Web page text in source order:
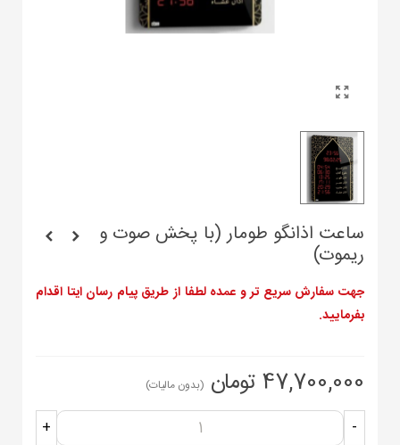
ساعت اذانگو طومار (با پخش صوت و
ریموت)
جهت سفارش سریع تر و عمده لطفا از طریق پیام رسان ایتا اقدام
بفرمایید.
47,700,000 تومان (بدون مالیات)
-
+